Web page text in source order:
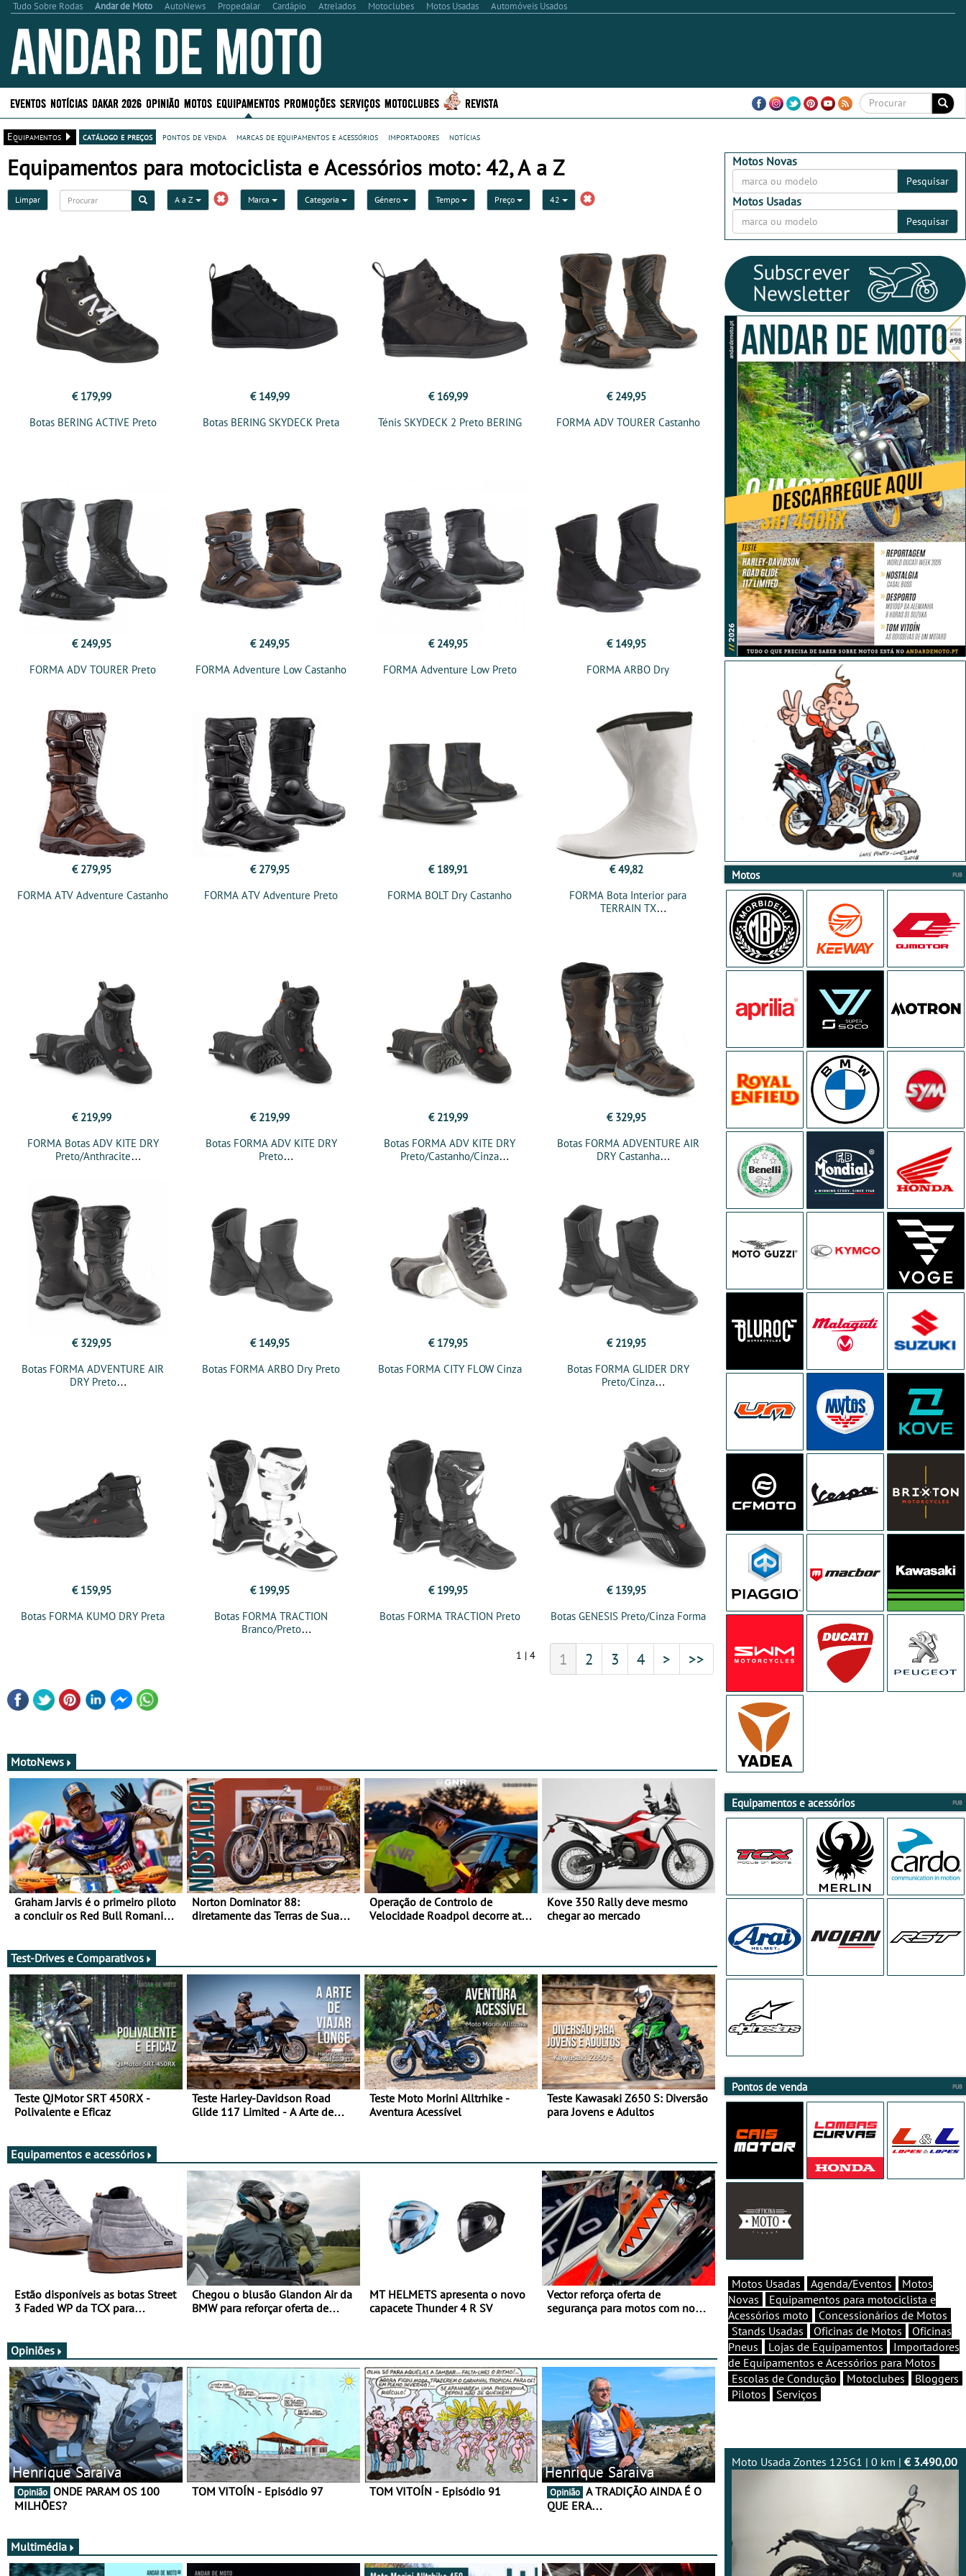
Tudo Sobre Rodas Andar de Moto AutoNews Propedalar Cardápio Atrelados Motoclubes Motos Usadas Automóveis Usados
EVENTOS NOTÍCIAS DAKAR 2026 OPINIÃO MOTOS EQUIPAMENTOS PROMOÇÕES SERVIÇOS MOTOCLUBES REVISTA
Equipamentos catálogo e preços pontos de venda marcas de equipamentos e acessórios importadores notícias
Equipamentos para motociclista e Acessórios moto: 42, A a Z
Limpar A a Z Marca Categoria Género Tempo Preço 42
€ 179,99
Botas BERING ACTIVE Preto
€ 149,99
Botas BERING SKYDECK Preta
€ 169,99
Ténis SKYDECK 2 Preto BERING
€ 249,95
FORMA ADV TOURER Castanho
€ 249,95
FORMA ADV TOURER Preto
€ 249,95
FORMA Adventure Low Castanho
€ 249,95
FORMA Adventure Low Preto
€ 149,95
FORMA ARBO Dry
€ 279,95
FORMA ATV Adventure Castanho
€ 279,95
FORMA ATV Adventure Preto
€ 189,91
FORMA BOLT Dry Castanho
€ 49,82
FORMA Bota Interior para
TERRAIN TX
€ 219,99
FORMA Botas ADV KITE DRY
Preto/Anthracite
€ 219,99
Botas FORMA ADV KITE DRY
Preto
€ 219,99
Botas FORMA ADV KITE DRY
Preto/Castanho/Cinza
€ 329,95
Botas FORMA ADVENTURE AIR
DRY Castanha
€ 329,95
Botas FORMA ADVENTURE AIR
DRY Preto
€ 149,95
Botas FORMA ARBO Dry Preto
€ 179,95
Botas FORMA CITY FLOW Cinza
€ 219,95
Botas FORMA GLIDER DRY
Preto/Cinza
€ 159,95
Botas FORMA KUMO DRY Preta
€ 199,95
Botas FORMA TRACTION
Branco/Preto
€ 199,95
Botas FORMA TRACTION Preto
€ 139,95
Botas GENESIS Preto/Cinza Forma
1 | 4 1 2 3 4 > >>
MotoNews
Graham Jarvis é o primeiro piloto
a concluir os Red Bull Romaniacs
Norton Dominator 88:
diretamente das Terras de Sua
Operação de Controlo de
Velocidade Roadpol decorre até
Kove 350 Rally deve mesmo
chegar ao mercado
Test-Drives e Comparativos
Teste QJMotor SRT 450RX -
Polivalente e Eficaz
Teste Harley-Davidson Road
Glide 117 Limited - A Arte de
Teste Moto Morini Alltrhike -
Aventura Acessível
Teste Kawasaki Z650 S: Diversão
para Jovens e Adultos
Equipamentos e acessórios
Estão disponíveis as botas Street
3 Faded WP da TCX para
Chegou o blusão Glandon Air da
BMW para reforçar oferta de
MT HELMETS apresenta o novo
capacete Thunder 4 R SV
Vector reforça oferta de
segurança para motos com nova
Opiniões
Henrique Saraiva
Opinião
MILHÕES?
TOM VITOÍN - Episódio 97 TOM VITOÍN - Episódio 91
Henrique Saraiva
Opinião
QUE ERA…
Multimédia
Motos Novas
Pesquisar
Motos Usadas
Pesquisar
Motos
Equipamentos e acessórios
Pontos de venda
Motos Usadas Agenda/Eventos
Motos
Novas
Equipamentos para motociclista e
Acessórios moto
Concessionários de Motos
Stands Usadas
Oficinas de Motos
Oficinas
Pneus
Lojas de Equipamentos
Importadores
de Equipamentos e Acessórios para Motos
Escolas de Condução
Motoclubes
Bloggers
Pilotos
Serviços
Moto Usada Zontes 125G1 | 0 km | € 3.490,00